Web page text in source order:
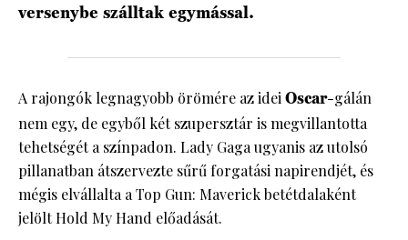
versenybe szálltak egymással.
A rajongók legnagyobb örömére az ideiOscar-gálán
nem egy, de egyből két szupersztár is megvillantotta
tehetségét a színpadon. Lady Gaga ugyanis az utolsó
pillanatban átszervezte sűrű forgatási napirendjét, és
mégis elvállalta a Top Gun: Maverick betétdalaként
jelölt Hold My Hand előadását.